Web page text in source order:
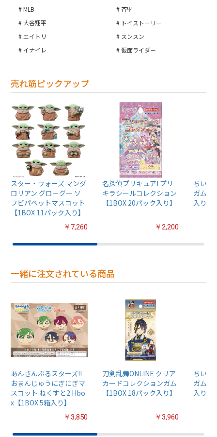
MLB
斉Ψ
大谷翔平
トイストーリー
エイトリ
スンスン
イナイレ
仮面ライダー
売れ筋ピックアップ
スター・ウォーズ マンダ
ロリアン グローグー ソ
フビパペットマスコット
【1BOX 11パック入り】
￥7,260
名探偵プリキュア! プリ
キラシールコレクション
【1BOX 20パック入り】
￥2,200
ちいか
ガム4
入り】
一緒に注文されている商品
あんさんぶるスターズ!!
おまんじゅうにぎにぎマ
スコット ねくすと2 Hbo
x【1BOX 5箱入り】
￥3,850
刀剣乱舞ONLINE クリア
カードコレクションガム
【1BOX 18パック入り】
￥3,960
ちいか
ガム4
入り】